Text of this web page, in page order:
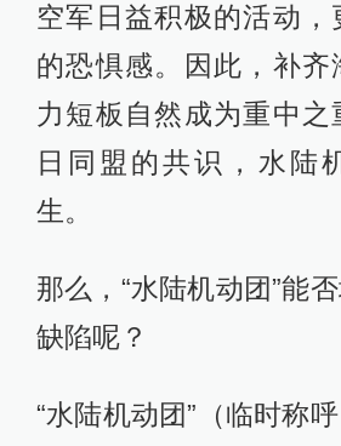
空军日益积极的活动，
的恐惧感。因此，补齐
力短板自然成为重中之
日同盟的共识，水陆
生。
那么，“水陆机动团”能
缺陷呢？
“水陆机动团”（临时称